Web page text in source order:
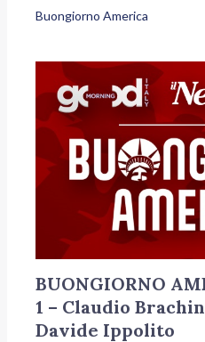
Buongiorno America
BUONGIORNO
1 – Claudio
Davide Ippolito